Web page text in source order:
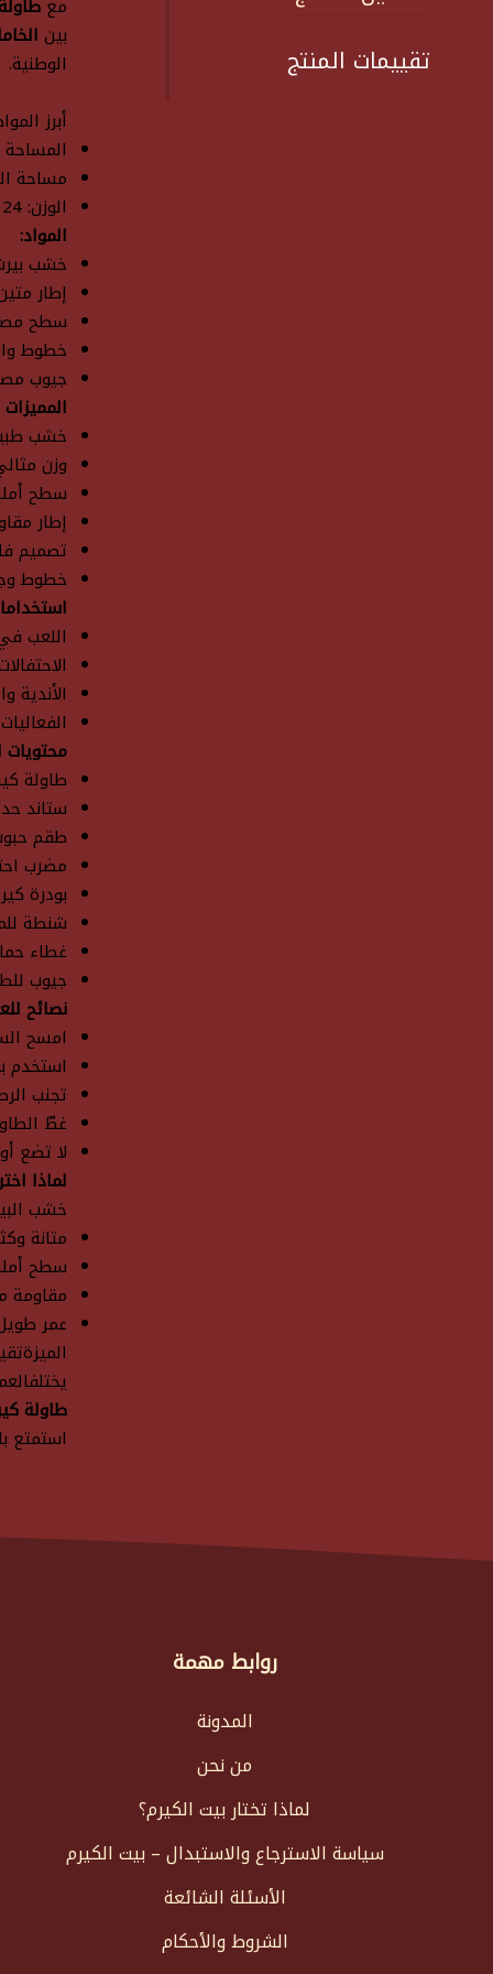
تقييمات المنتج
مع
بين
الوطنية.
أبرز
المساحة
مساحة اللعب:
الوزن: 24 كيلو لضمان ثبات كامل أثناء اللعب
المواد:
خشب بيرش
إطار
سطح
خطوط
جيوب
خشب
وزن
سطح
إطار
تصميم
خطوط
اللعب
الأندية
طاولة
ستاند
طقم حبوب كامل (11
مضرب
بودرة
شنطة
غطاء
جيوب
نصائح
امسح
استخدم
تجنب
غطّ
لا تضع
لماذا
خشب
متانة
سطح
مقاومة
عمر
طاولة
استمتع
روابط مهمة
المدونة
من نحن
لماذا تختار بيت الكيرم؟
سياسة الاسترجاع والاستبدال – بيت الكيرم
الأسئلة الشائعة
الشروط والأحكام